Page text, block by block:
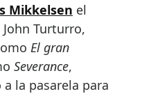
Mikkelsen el
Turturro,
El gran
Severance,
la pasarela para